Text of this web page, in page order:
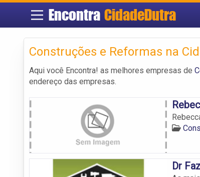
EncontraCidadeDutra
Construções e Reformas na
Aqui você Encontra! as melhores empresas de
endereço das empresas.
Dr